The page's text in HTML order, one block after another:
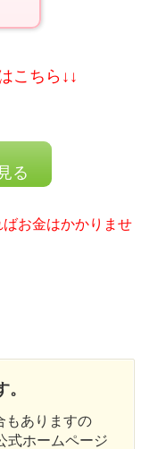
こちら↓↓
る
お金はかかりませ
もありますの
式ホームページ